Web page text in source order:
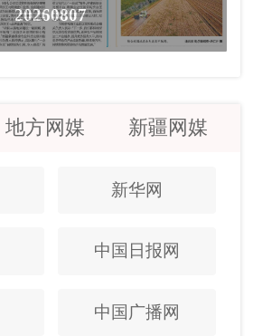
20260807
地方网媒 新疆网媒
新华网
中国日报网
中国广播网